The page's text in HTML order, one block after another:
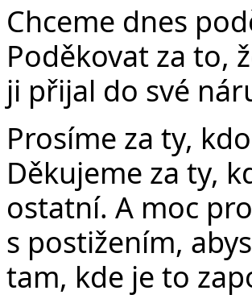
Chceme dnes
Poděkovat za to,
ji přijal do své
Prosíme za ty,
Děkujeme za ty,
ostatní. A moc
s postižením,
tam, kde je to